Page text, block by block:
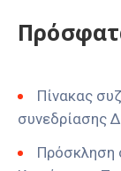
Πίνακας
συνεδρίασης
Πρόσκληση